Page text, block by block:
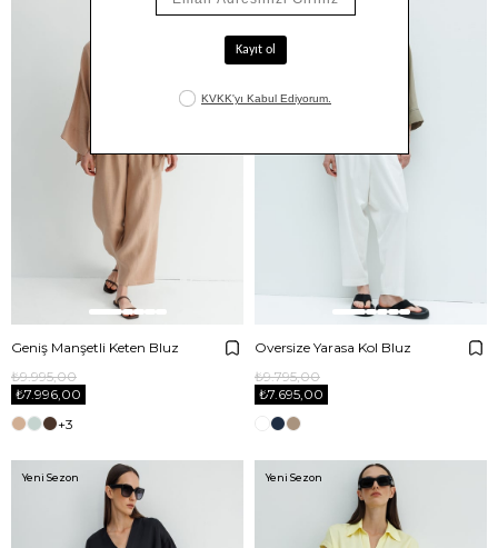
Geniş Manşetli Keten Bluz
₺7.996,00
₺9.995,00
+3
Oversize Yarasa Kol Bluz
₺7.695,00
₺9.795,00
Yeni Sezon Yeni Sezon